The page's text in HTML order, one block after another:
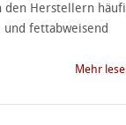
den Herstellern
fettabweisend
Mehr